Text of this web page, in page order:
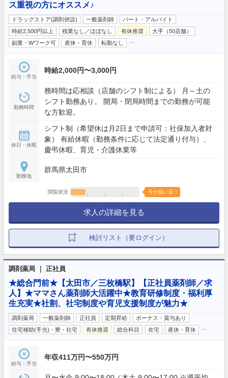
ス重視の方にオススメ♪
ドラッグストア(調剤併設) 一般薬剤師
パート・アルバイト
時給2,500円以上
残業なし／ほぼなし 有休推奨
大手（50店舗）
副業・Wワーク可
産休・育休 転勤なし
給与・手当
時給2,000円〜3,000円
勤務時間
務時間は応相談（店舗のシフト制による） 月～土の
シフト勤務あり。 開局・閉局時間までの勤務が可能
な方歓迎。
休日・休暇
シフト制（希望休は月2日まで申請可：社保加入者対
象） 有給休暇（勤務条件に応じて法定通り付与）、
慶弔休暇、育児・介護休業等
勤務地
群馬県太田市
閲覧状況 今が狙い目！
求人の詳細を見る
検討リスト（要ログイン）
調剤薬局 ｜ 正社員
★総合門前★【太田市／三枚橋駅】【正社員薬剤師／求
人】★ママさん薬剤師大活躍中★教育研修制度・福利厚
生充実★社割、社宅制度や育児支援制度が魅力★
調剤薬局 一般薬剤師 正社員 定期昇給
ボーナス・賞与あり
住宅補助(手当)・寮・社宅
有休推奨 総合科目 在宅 産休・育休
給与・手当
年収411万円〜550万円